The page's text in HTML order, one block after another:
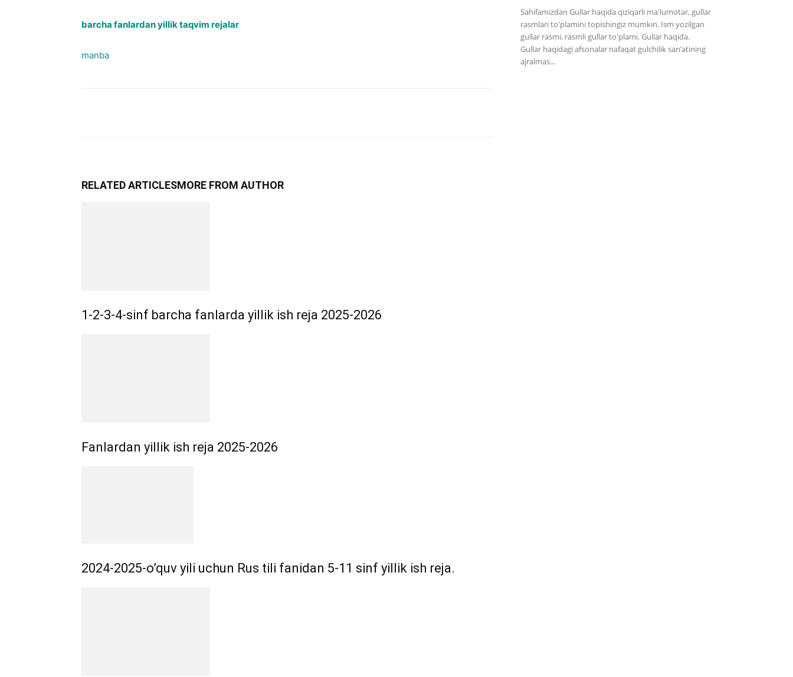
barcha fanlardan yillik taqvim rejalar
manba
RELATED ARTICLESMORE FROM AUTHOR
1-2-3-4-sinf barcha fanlarda yillik ish reja 2025-2026
Fanlardan yillik ish reja 2025-2026
2024-2025-o’quv yili uchun Rus tili fanidan 5-11 sinf yillik ish reja.
Sahifamizdan Gullar haqida qiziqarli ma'lumotar, gullar
rasmlari to'plamini topishingiz mumkin. Ism yozilgan
gullar rasmi, rasmli gullar to'plami. Gullar haqida.
Gullar haqidagi afsonalar nafaqat gulchilik san’atining
ajralmas...